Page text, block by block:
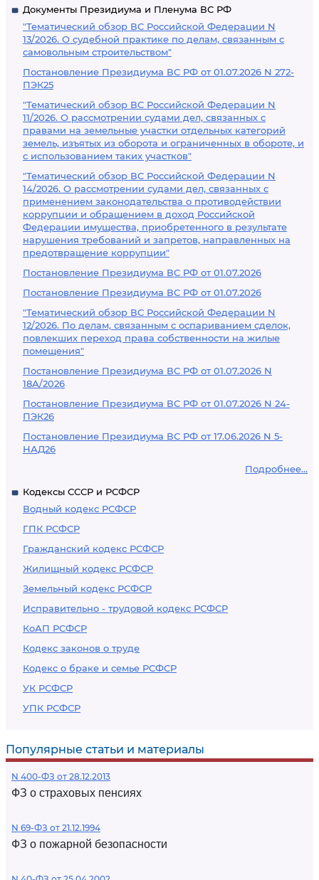
Документы Президиума и Пленума ВС РФ
"Тематический обзор ВС Российской Федерации N
13/2026. О судебной практике по делам, связанным с
самовольным строительством"
Постановление Президиума ВС РФ от 01.07.2026 N 272-
ПЭК25
"Тематический обзор ВС Российской Федерации N
11/2026. О рассмотрении судами дел, связанных с
правами на земельные участки отдельных категорий
земель, изъятых из оборота и ограниченных в обороте, и
с использованием таких участков"
"Тематический обзор ВС Российской Федерации N
14/2026. О рассмотрении судами дел, связанных с
применением законодательства о противодействии
коррупции и обращением в доход Российской
Федерации имущества, приобретенного в результате
нарушения требований и запретов, направленных на
предотвращение коррупции"
Постановление Президиума ВС РФ от 01.07.2026
Постановление Президиума ВС РФ от 01.07.2026
"Тематический обзор ВС Российской Федерации N
12/2026. По делам, связанным с оспариванием сделок,
повлекших переход права собственности на жилые
помещения"
Постановление Президиума ВС РФ от 01.07.2026 N
18А/2026
Постановление Президиума ВС РФ от 01.07.2026 N 24-
ПЭК26
Постановление Президиума ВС РФ от 17.06.2026 N 5-
НАД26
Подробнее...
Кодексы СССР и РСФСР
Водный кодекс РСФСР
ГПК РСФСР
Гражданский кодекс РСФСР
Жилищный кодекс РСФСР
Земельный кодекс РСФСР
Исправительно - трудовой кодекс РСФСР
КоАП РСФСР
Кодекс законов о труде
Кодекс о браке и семье РСФСР
УК РСФСР
УПК РСФСР
Популярные статьи и материалы
N 400-ФЗ от 28.12.2013
ФЗ о страховых пенсиях
N 69-ФЗ от 21.12.1994
ФЗ о пожарной безопасности